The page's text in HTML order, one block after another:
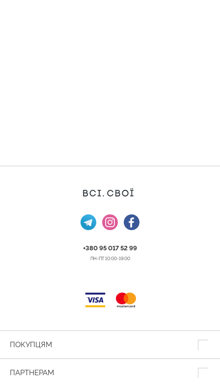
+380 95 017 52 99
ПН-ПТ 10:00-19:00
ПОКУПЦЯМ
ПАРТНЕРАМ